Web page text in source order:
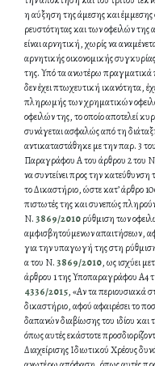
η αύξηση της άμεσης και
ρευστότητας και των οφειλών της
είναι αρνητική, χωρίς να
αρνητικής οικονομικής
της. Υπό τα ανωτέρω πραγματικά
δεν έχει πτωχευτική ικανότητα,
πληρωμής των χρηματικών
οφειλών της, το οποίο αποτελεί
συνάγεται ασφαλώς από τη
αντικαταστάθηκε με την παρ. 3
Παραγράφου A του άρθρου 2 του
να συντείνει προς την
το Δικαστήριο, ώστε κατ’ άρθρο
πιστωτές της και συνεπώς
Ν.3869/2010ρύθμιση των
αμφισβητούμενων απαιτήσεων,
για την υπαγωγή της στη
α του Ν.3869/2010, ως ισχύει
άρθρου 1 της Υποπαραγράφου Α4
4336/2015, «Αν τα περιουσιακά
δικαστήριο, αφού αφαιρέσει το
δαπανών διαβίωσης του ιδίου και
όπως αυτές εκάστοτε
Διαχείρισης Ιδιωτικού Χρέους